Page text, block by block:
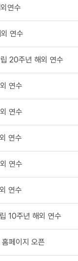
연수
연수
20주년 해외 연수
연수
연수
연수
연수
연수
10주년 해외 연수
페이지 오픈